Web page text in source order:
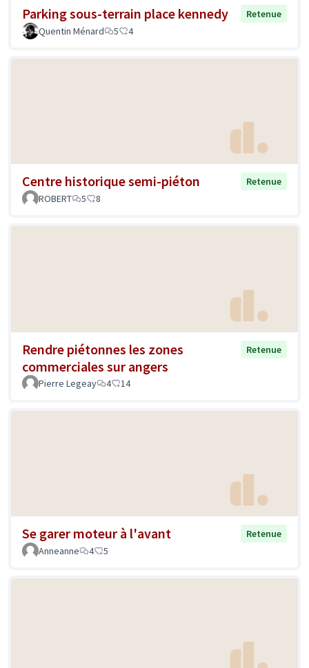
Parking sous-terrain place kennedy
Retenue
Quentin Ménard
5 4
Centre historique semi-piéton
Retenue
ROBERT
5 8
Rendre piétonnes les zones
commerciales sur angers
Retenue
Pierre Legeay 4 14
Se garer moteur à l'avant
Retenue
Anneanne
4 5